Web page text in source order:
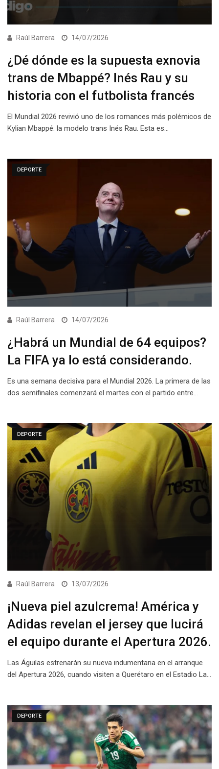
Raúl Barrera 14/07/2026
¿Dé dónde es la supuesta exnovia
trans de Mbappé? Inés Rau y su
historia con el futbolista francés
El Mundial 2026 revivió uno de los romances más polémicos de
Kylian Mbappé: la modelo trans Inés Rau. Esta es…
DEPORTE
Raúl Barrera 14/07/2026
¿Habrá un Mundial de 64 equipos?
La FIFA ya lo está considerando.
Es una semana decisiva para el Mundial 2026. La primera de las
dos semifinales comenzará el martes con el partido entre…
DEPORTE
Raúl Barrera 13/07/2026
¡Nueva piel azulcrema! América y
Adidas revelan el jersey que lucirá
el equipo durante el Apertura 2026.
Las Águilas estrenarán su nueva indumentaria en el arranque
del Apertura 2026, cuando visiten a Querétaro en el Estadio La…
DEPORTE